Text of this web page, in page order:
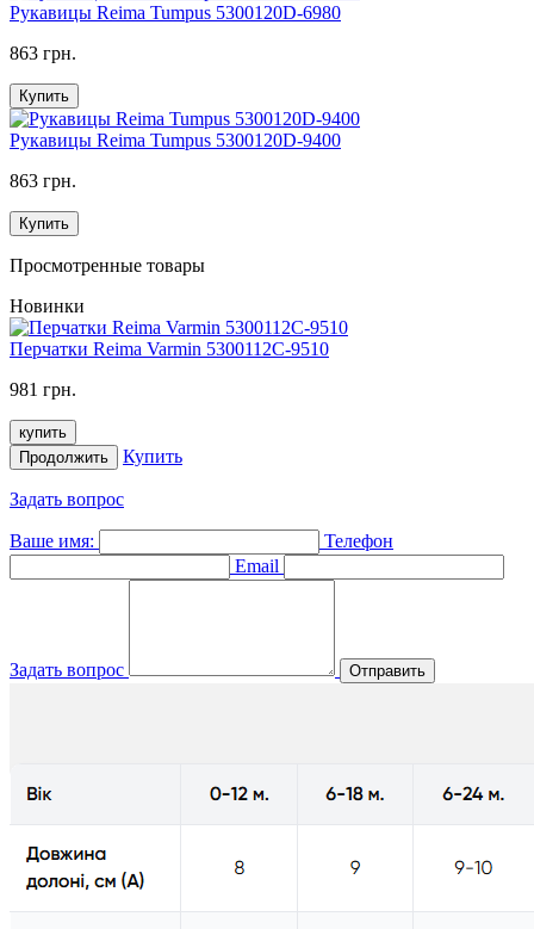
Рукавицы Reima Tumpus 5300120D-6980
863 грн.
Купить
Рукавицы Reima Tumpus 5300120D-9400
863 грн.
Купить
Просмотренные товары
Новинки
Перчатки Reima Varmin 5300112C-9510
981 грн.
купить
Продолжить
Купить
Задать вопрос
Ваше имя:
Телефон
Email
Задать вопрос Отправить